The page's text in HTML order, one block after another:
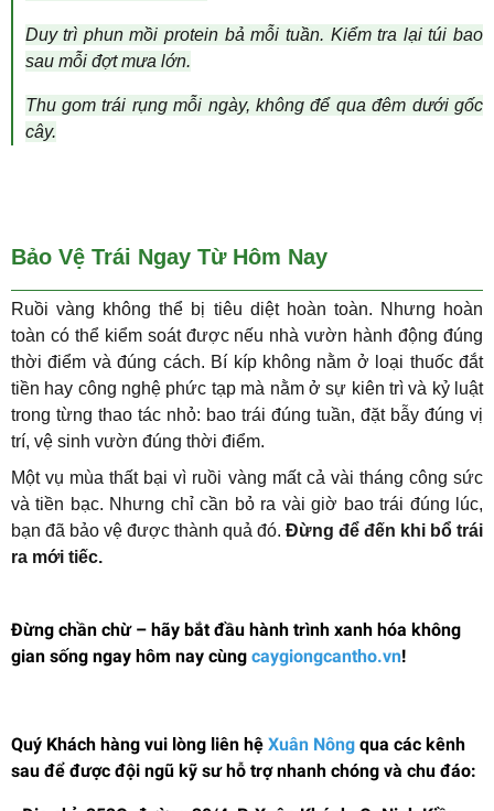
Duy trì phun mồi protein bả mỗi tuần. Kiểm tra lại túi bao
sau mỗi đợt mưa lớn.
Thu gom trái rụng mỗi ngày, không để qua đêm dưới gốc
cây.
Bảo Vệ Trái Ngay Từ Hôm Nay
Ruồi vàng không thể bị tiêu diệt hoàn toàn. Nhưng hoàn
toàn có thể kiểm soát được nếu nhà vườn hành động đúng
thời điểm và đúng cách. Bí kíp không nằm ở loại thuốc đắt
tiền hay công nghệ phức tạp mà nằm ở sự kiên trì và kỷ luật
trong từng thao tác nhỏ: bao trái đúng tuần, đặt bẫy đúng vị
trí, vệ sinh vườn đúng thời điểm.
Một vụ mùa thất bại vì ruồi vàng mất cả vài tháng công sức
và tiền bạc. Nhưng chỉ cần bỏ ra vài giờ bao trái đúng lúc,
bạn đã bảo vệ được thành quả đó. Đừng để đến khi bổ trái
ra mới tiếc.
Đừng chần chừ – hãy bắt đầu hành trình xanh hóa không
gian sống ngay hôm nay cùng caygiongcantho.vn!
Quý Khách hàng vui lòng liên hệ Xuân Nông qua các kênh
sau để được đội ngũ kỹ sư hỗ trợ nhanh chóng và chu đáo: